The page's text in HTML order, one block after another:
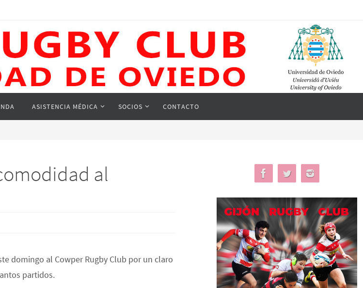
ASISTENCIA MÉDICA SOCIOS CONTACTO
al
domingo al Cowper Rugby Club por un claro
partidos.